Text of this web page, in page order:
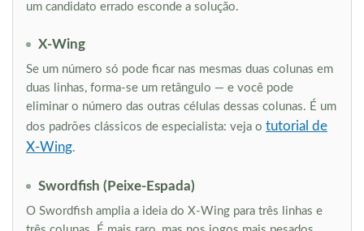
um candidato errado esconde a solução.
X-Wing
Se um número só pode ficar nas mesmas duas colunas em
duas linhas, forma-se um retângulo — e você pode
eliminar o número das outras células dessas colunas. É um
dos padrões clássicos de especialista: veja o tutorial de
X-Wing.
Swordfish (Peixe-Espada)
O Swordfish amplia a ideia do X-Wing para três linhas e